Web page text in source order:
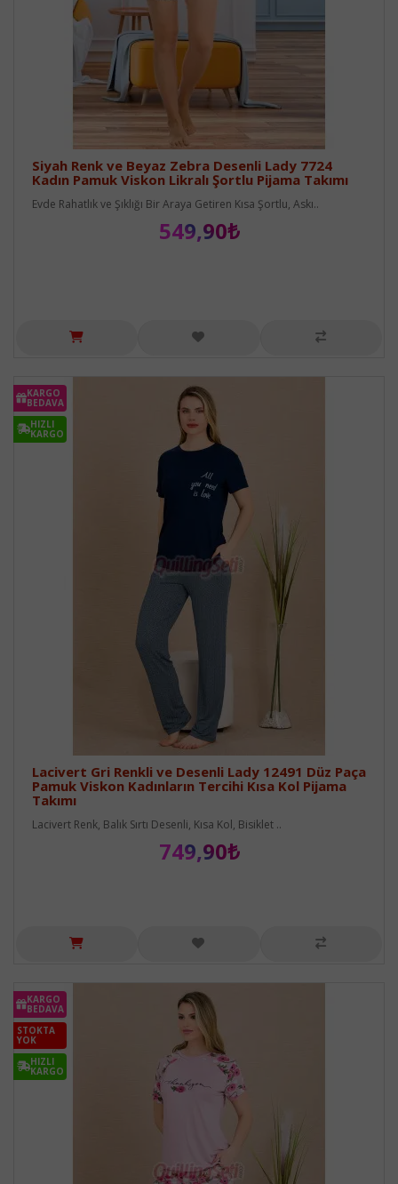
Siyah Renk ve Beyaz Zebra Desenli Lady 7724
Kadın Pamuk Viskon Likralı Şortlu Pijama Takımı
Evde Rahatlık ve Şıklığı Bir Araya Getiren Kısa Şortlu, Askı..
549,90₺
KARGO
BEDAVA
HIZLI
KARGO
Lacivert Gri Renkli ve Desenli Lady 12491 Düz Paça
Pamuk Viskon Kadınların Tercihi Kısa Kol Pijama
Takımı
Lacivert Renk, Balık Sırtı Desenli, Kısa Kol, Bisiklet ..
749,90₺
KARGO
BEDAVA
STOKTA
YOK
HIZLI
KARGO